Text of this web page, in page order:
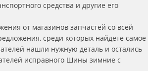
средства и другие его
от магазинов запчастей со всей
среди которых найдете самое
нашли нужную деталь и остались
исправного Шины зимние с